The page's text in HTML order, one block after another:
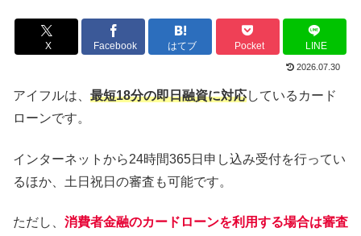
X Facebook はてブ Pocket LINE
2026.07.30
アイフルは、 最短18分の即日融資に対応しているカード
ローンです。
インターネットから24時間365日申し込み受付を行ってい
るほか、土日祝日の審査も可能です。
ただし、 消費者金融のカードローンを利用する場合は審査